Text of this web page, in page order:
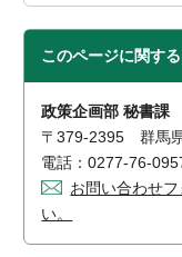
このページに関する
政策企画部 秘書課
〒379-2395 群馬
電話：0277-76-
お問い合わせ
い。